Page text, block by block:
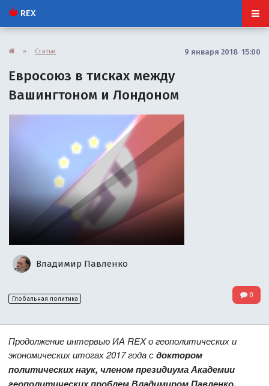
REX
» Статьи 9 января 2018 15:00
Евроcоюз в тисках между
Вашингтоном и Лондоном
Владимир Павленко
Глобальная политика 0
Продолжение интервью ИА REX о геополитических и
экономических итогах 2017 года сдоктором
политических наук, членом президиума Академии